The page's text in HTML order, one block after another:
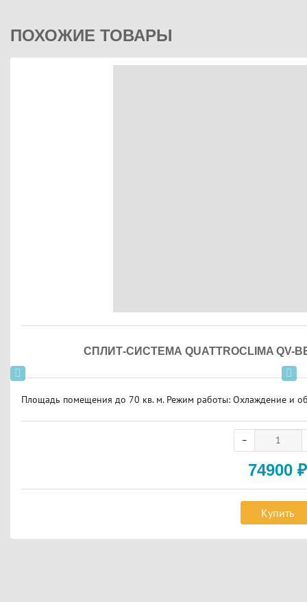
ПОХОЖИЕ ТОВАРЫ
СПЛИТ-СИСТЕМА QUATTROCLIMA QV-
Площадь помещения до 70 кв. м. Режим работы: Охлаждение и
74900 ₽
Купить